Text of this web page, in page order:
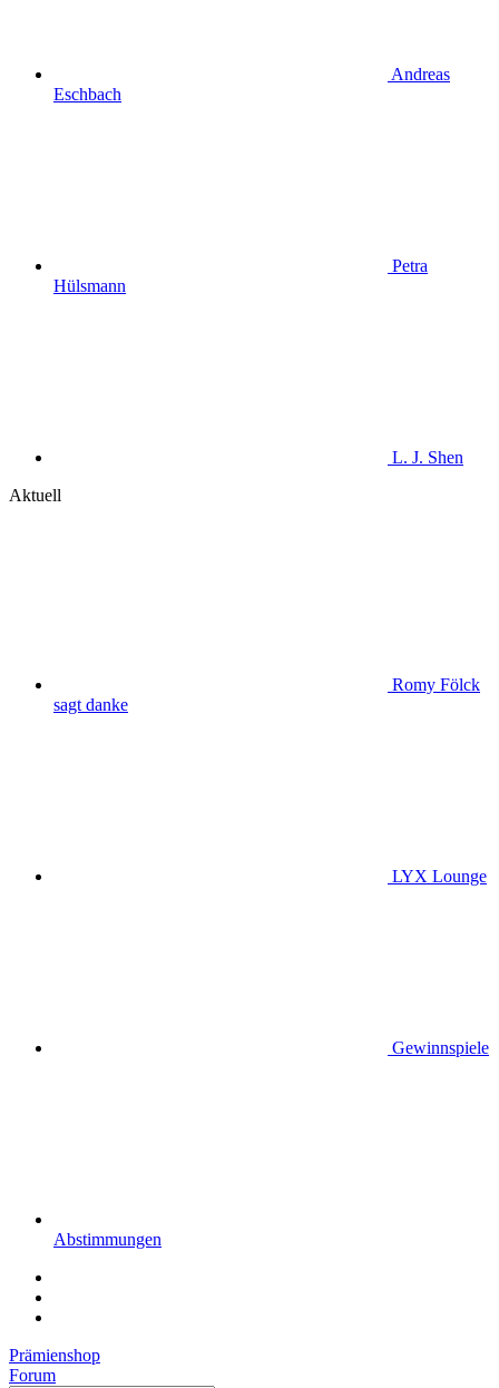
Andreas
Eschbach
Petra
Hülsmann
L. J. Shen
Aktuell
Romy Fölck
sagt danke
LYX Lounge
Gewinnspiele
Abstimmungen
Prämienshop
Forum